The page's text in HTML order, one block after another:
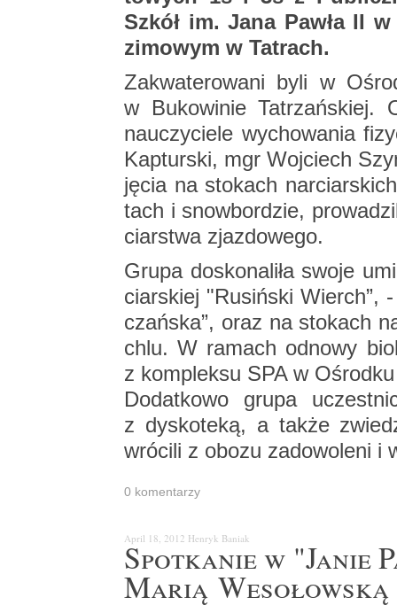
Szkół im. Jana Pawła II
zi­mo­wym w Ta­trach.
Za­kwa­te­ro­wa­ni byli w
w Bu­ko­wi­nie Ta­trzań­skiej.
na­uczy­cie­le wy­cho­wa­nia
Kap­tur­ski, mgr Woj­ciech
ję­cia na sto­kach
tach i snow­bor­dzie,
ciar­stwa zjaz­do­we­go.
Grupa do­sko­na­li­ła swoje
ciar­skiej "Ru­siń­ski Wierch”,
czań­ska”, oraz na sto­kach
ch­lu. W ra­mach od­no­wy
z kom­plek­su SPA w
Do­dat­ko­wo grupa
z dys­ko­te­ką, a także
wró­ci­li z obozu za­do­wo­le­ni i
0 ko­men­ta­rzy
April 18, 2012 Hen­ryk Ba­niak
Spo­tka­nie w "Janie
Marią We­so­łow­ską